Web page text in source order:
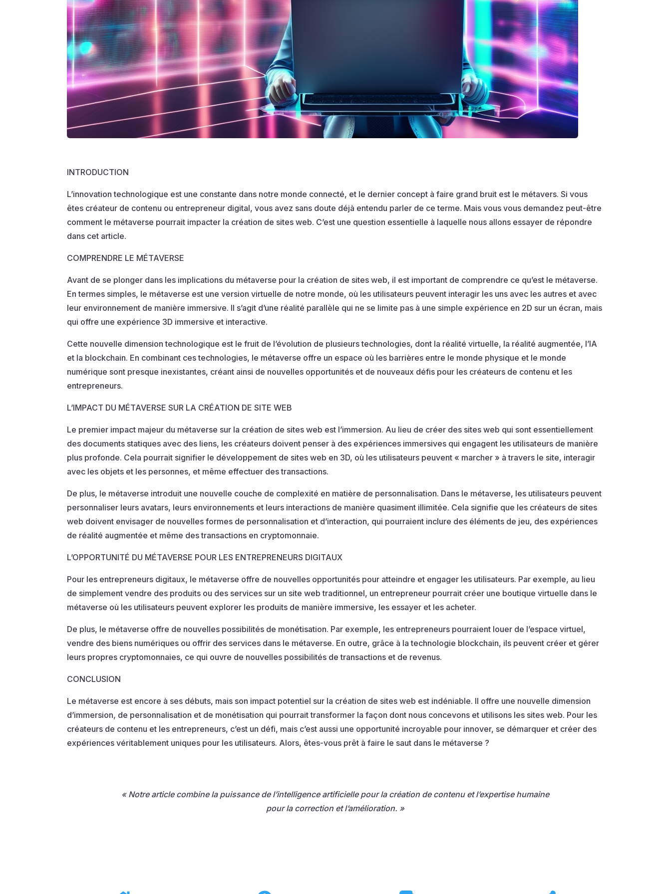
INTRODUCTION
L’innovation technologique est une constante dans notre monde connecté, et le dernier concept à faire grand bruit est le métavers. Si vous
êtes créateur de contenu ou entrepreneur digital, vous avez sans doute déjà entendu parler de ce terme. Mais vous vous demandez peut-être
comment le métaverse pourrait impacter la création de sites web. C’est une question essentielle à laquelle nous allons essayer de répondre
dans cet article.
COMPRENDRE LE MÉTAVERSE
Avant de se plonger dans les implications du métaverse pour la création de sites web, il est important de comprendre ce qu’est le métaverse.
En termes simples, le métaverse est une version virtuelle de notre monde, où les utilisateurs peuvent interagir les uns avec les autres et avec
leur environnement de manière immersive. Il s’agit d’une réalité parallèle qui ne se limite pas à une simple expérience en 2D sur un écran, mais
qui offre une expérience 3D immersive et interactive.
Cette nouvelle dimension technologique est le fruit de l’évolution de plusieurs technologies, dont la réalité virtuelle, la réalité augmentée, l’IA
et la blockchain. En combinant ces technologies, le métaverse offre un espace où les barrières entre le monde physique et le monde
numérique sont presque inexistantes, créant ainsi de nouvelles opportunités et de nouveaux défis pour les créateurs de contenu et les
entrepreneurs.
L’IMPACT DU MÉTAVERSE SUR LA CRÉATION DE SITE WEB
Le premier impact majeur du métaverse sur la création de sites web est l’immersion. Au lieu de créer des sites web qui sont essentiellement
des documents statiques avec des liens, les créateurs doivent penser à des expériences immersives qui engagent les utilisateurs de manière
plus profonde. Cela pourrait signifier le développement de sites web en 3D, où les utilisateurs peuvent « marcher » à travers le site, interagir
avec les objets et les personnes, et même effectuer des transactions.
De plus, le métaverse introduit une nouvelle couche de complexité en matière de personnalisation. Dans le métaverse, les utilisateurs peuvent
personnaliser leurs avatars, leurs environnements et leurs interactions de manière quasiment illimitée. Cela signifie que les créateurs de sites
web doivent envisager de nouvelles formes de personnalisation et d’interaction, qui pourraient inclure des éléments de jeu, des expériences
de réalité augmentée et même des transactions en cryptomonnaie.
L’OPPORTUNITÉ DU MÉTAVERSE POUR LES ENTREPRENEURS DIGITAUX
Pour les entrepreneurs digitaux, le métaverse offre de nouvelles opportunités pour atteindre et engager les utilisateurs. Par exemple, au lieu
de simplement vendre des produits ou des services sur un site web traditionnel, un entrepreneur pourrait créer une boutique virtuelle dans le
métaverse où les utilisateurs peuvent explorer les produits de manière immersive, les essayer et les acheter.
De plus, le métaverse offre de nouvelles possibilités de monétisation. Par exemple, les entrepreneurs pourraient louer de l’espace virtuel,
vendre des biens numériques ou offrir des services dans le métaverse. En outre, grâce à la technologie blockchain, ils peuvent créer et gérer
leurs propres cryptomonnaies, ce qui ouvre de nouvelles possibilités de transactions et de revenus.
CONCLUSION
Le métaverse est encore à ses débuts, mais son impact potentiel sur la création de sites web est indéniable. Il offre une nouvelle dimension
d’immersion, de personnalisation et de monétisation qui pourrait transformer la façon dont nous concevons et utilisons les sites web. Pour les
créateurs de contenu et les entrepreneurs, c’est un défi, mais c’est aussi une opportunité incroyable pour innover, se démarquer et créer des
expériences véritablement uniques pour les utilisateurs. Alors, êtes-vous prêt à faire le saut dans le métaverse ?
« Notre article combine la puissance de l’intelligence artificielle pour la création de contenu et l’expertise humaine
pour la correction et l’amélioration. »